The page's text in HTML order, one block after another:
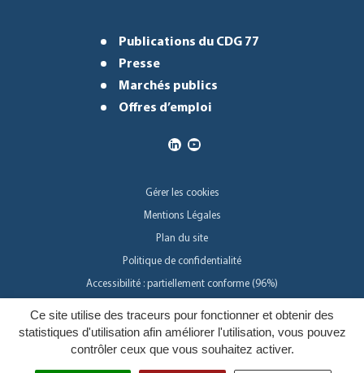
Ce site utilise des traceurs pour fonctionner et obtenir des
statistiques d'utilisation afin améliorer l'utilisation, vous pouvez
contrôler ceux que vous souhaitez activer.
Publications du CDG 77
Presse
Marchés publics
Offres d’emploi
Gérer les cookies
Mentions Légales
Plan du site
Politique de confidentialité
Accessibilité : partiellement conforme (96%)
Inovagora